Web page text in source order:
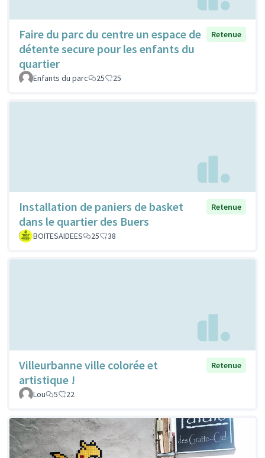
Faire du parc du centre un espace de
détente secure pour les enfants du
quartier
Retenue
Enfants du parc 25 25
Installation de paniers de basket
dans le quartier des Buers
Retenue
BOITESAIDEES 25 38
Villeurbanne ville colorée et
artistique !
Retenue
Lou 5 22